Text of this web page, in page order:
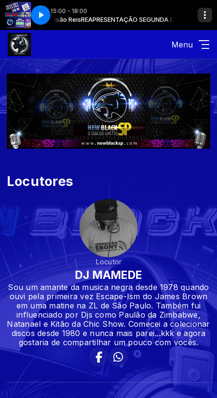
15:00 - 18:00
EXTRA com João ReisREAPRESENTAÇÃO SEGUNDA EXTRA com João
Menu
Locutores
Locutor
DJ MAMEDE
Sou um amante da musica negra desde 1978 quando
ouvi pela primeira vez Escape-Ism do James Brown
em uma matine na ZL de São Paulo. Também fui
influenciado por Djs como Paulão da Zimbabwe,
Natanael e Kitão da Chic Show. Comecei a colecionar
discos desde 1980 e nunca mais parei...kkk e agora
gostaria de compartilhar um pouco com vocês.